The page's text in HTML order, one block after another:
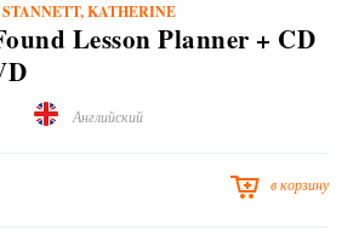
STANNETT, KATHERINE
Lesson Planner + CD
Английский
в корзину